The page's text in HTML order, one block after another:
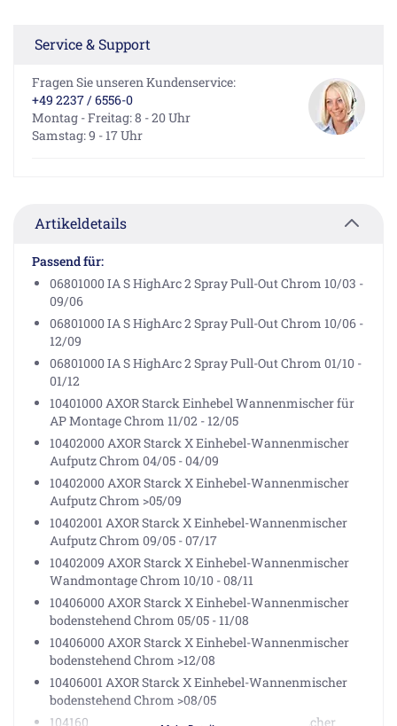
Service & Support
Fragen Sie unseren Kundenservice:
+49 2237 / 6556-0
Montag - Freitag: 8 - 20 Uhr
Samstag: 9 - 17 Uhr
Artikeldetails
Passend für:
06801000 IA S HighArc 2 Spray Pull-Out Chrom 10/03 -
09/06
06801000 IA S HighArc 2 Spray Pull-Out Chrom 10/06 -
12/09
06801000 IA S HighArc 2 Spray Pull-Out Chrom 01/10 -
01/12
10401000 AXOR Starck Einhebel Wannenmischer für
AP Montage Chrom 11/02 - 12/05
10402000 AXOR Starck X Einhebel-Wannenmischer
Aufputz Chrom 04/05 - 04/09
10402000 AXOR Starck X Einhebel-Wannenmischer
Aufputz Chrom >05/09
10402001 AXOR Starck X Einhebel-Wannenmischer
Aufputz Chrom 09/05 - 07/17
10402009 AXOR Starck X Einhebel-Wannenmischer
Wandmontage Chrom 10/10 - 08/11
10406000 AXOR Starck X Einhebel-Wannenmischer
bodenstehend Chrom 05/05 - 11/08
10406000 AXOR Starck X Einhebel-Wannenmischer
bodenstehend Chrom >12/08
10406001 AXOR Starck X Einhebel-Wannenmischer
bodenstehend Chrom >08/05
10416000 AXOR Starck Einhebel-Wannenmischer